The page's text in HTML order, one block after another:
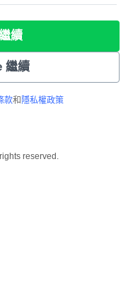
續
繼續
款和 隱私權政策
reserved.